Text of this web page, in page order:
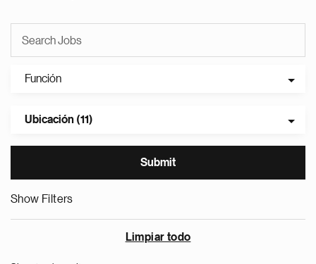
Función
Ubicación (11)
Show Filters
Limpiar todo